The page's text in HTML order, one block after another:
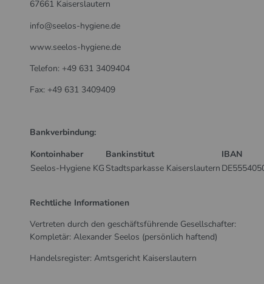
67661 Kaiserslautern
info@seelos-hygiene.de
www.seelos-hygiene.de
Telefon: +49 631 3409404
Fax: +49 631 3409409
Bankverbindung:
Kontoinhaber
Bankinstitut IBAN
Seelos-Hygiene KG Stadtsparkasse Kaiserslautern
Rechtliche Informationen
Vertreten durch den geschäftsführende Gesellschafter:
Kompletär: Alexander Seelos (persönlich haftend)
Handelsregister: Amtsgericht Kaiserslautern